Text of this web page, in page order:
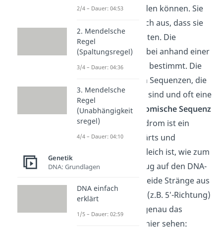
auseinander schneiden können. Sie
zeichnen sich dadurch aus, dass sie
sehr spezifisch arbeiten. Die
Schnittstelle wird dabei anhand einer
Erkennungssequenz bestimmt. Die
Nukleasen erkennen Sequenzen, die
4-8 Basenpaare lang sind und oft eine
sogenanntepalindromische Sequenz
aufweisen. Ein Palindrom ist ein
Wort, welches vorwärts und
rückwärts gelesen gleich ist, wie zum
Beispiel Otto. In Bezug auf den DNA-
Doppelstrang sind beide Stränge aus
der selben Richtung (z.B. 5′-Richtung)
gelesen gleich. Wie genau das
aussieht, kannst du hier sehen:
2/4 – Dauer: 04:53
2. Mendelsche
Regel
(Spaltungsregel)
3/4 – Dauer: 04:36
3. Mendelsche
Regel
(Unabhängigkeit
sregel)
4/4 – Dauer: 04:10
Genetik
DNA: Grundlagen
DNA einfach
erklärt
1/5 – Dauer: 02:59